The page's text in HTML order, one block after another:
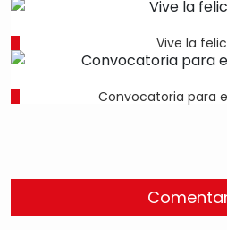
Vive la
Convocatoria para